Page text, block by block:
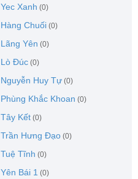
Yec Xanh (0)
Hàng Chuối (0)
Lãng Yên (0)
Lò Đúc (0)
Nguyễn Huy Tự (0)
Phùng Khắc Khoan (0)
Tây Kết (0)
Trần Hưng Đạo (0)
Tuệ Tĩnh (0)
Yên Bái 1 (0)